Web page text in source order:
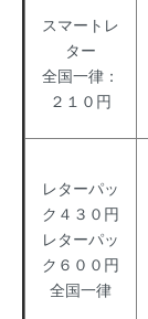
スマートレ
ター
全国一律：
２１０円
レターパッ
ク４３０円
レターパッ
ク６００円
全国一律